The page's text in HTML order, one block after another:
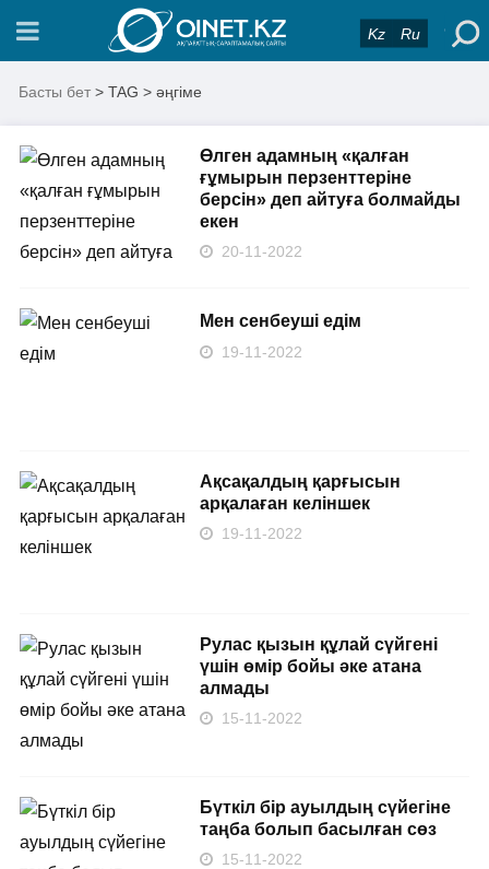
Kz Ru
Басты бет > TAG > әңгіме
Өлген адамның «қалған
ғұмырын перзенттеріне
берсін» деп айтуға болмайды
екен
20-11-2022
Мен сенбеуші едім
19-11-2022
Ақсақалдың қарғысын
арқалаған келіншек
19-11-2022
Рулас қызын құлай сүйгені
үшін өмір бойы әке атана
алмады
15-11-2022
Бүткіл бір ауылдың сүйегіне
таңба болып басылған сөз
15-11-2022